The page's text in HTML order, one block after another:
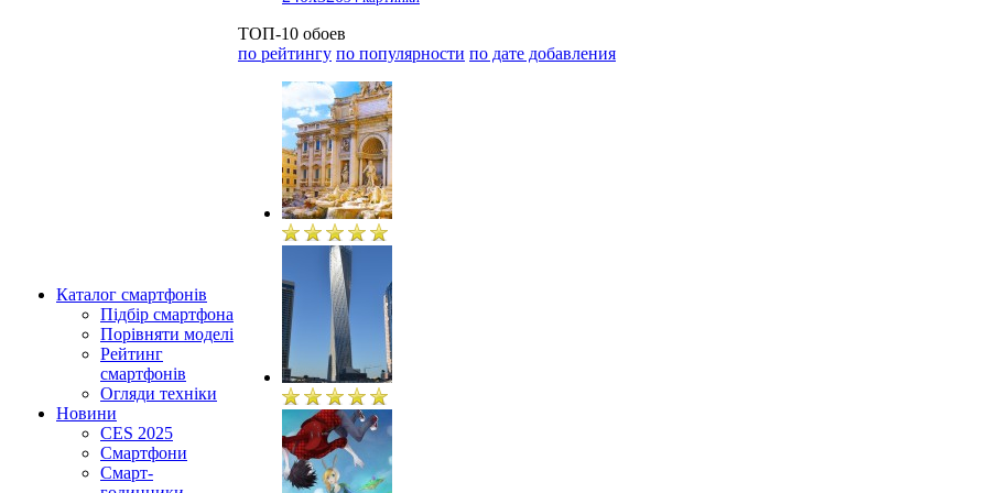
Каталог смартфонів
Підбір смартфона
Порівняти моделі
Рейтинг
смартфонів
Огляди техніки
Новини
CES 2025
Смартфони
Смарт-
ТОП-10 обоев
по рейтингу по популярности по дате добавления